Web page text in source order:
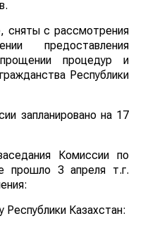
сняты с рассмотрения
предоставления
процедур и
Республики
запланировано на 17
Комиссии по
прошло 3 апреля т.г.
Республики Казахстан: